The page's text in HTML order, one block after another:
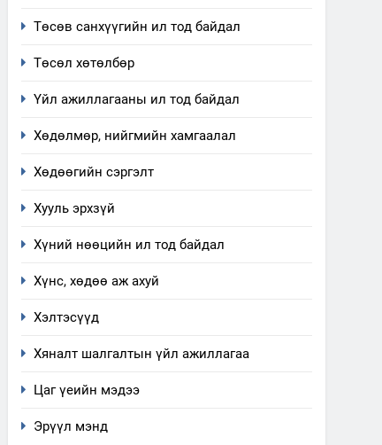
Төсөв санхүүгийн ил тод байдал
Төсөл хөтөлбөр
Үйл ажиллагааны ил тод байдал
Хөдөлмөр, нийгмийн хамгаалал
Хөдөөгийн сэргэлт
Хууль эрхзүй
Хүний нөөцийн ил тод байдал
Хүнс, хөдөө аж ахуй
Хэлтэсүүд
Хяналт шалгалтын үйл ажиллагаа
Цаг үеийн мэдээ
Эрүүл мэнд